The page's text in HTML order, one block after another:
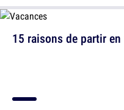
15 raisons de partir